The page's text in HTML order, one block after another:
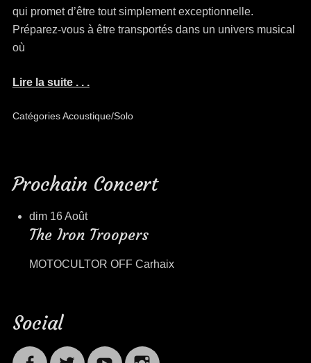
qui promet d’être tout simplement exceptionnelle.
Préparez-vous à être transportés dans un univers musical
où
Lire la suite . . .
CatégoriesAcoustique/Solo
Prochain Concert
dim 16 Août
The Iron Troopers
MOTOCULTOR OFF Carhaix
Social